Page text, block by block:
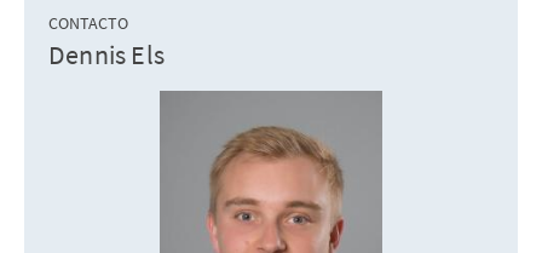
CONTACTO
Dennis Els